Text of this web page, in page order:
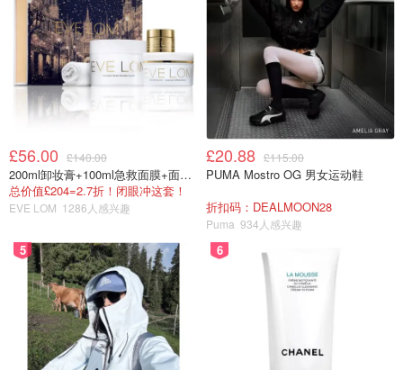
£56.00 £140.00
200ml卸妆膏+100ml急救面膜+面霜+洁颜布
总价值£204=2.7折！闭眼冲这套！
EVE LOM 1286人感兴趣
£20.88 £115.00
PUMA Mostro OG 男女运动鞋
折扣码：DEALMOON28
Puma 934人感兴趣
5 6